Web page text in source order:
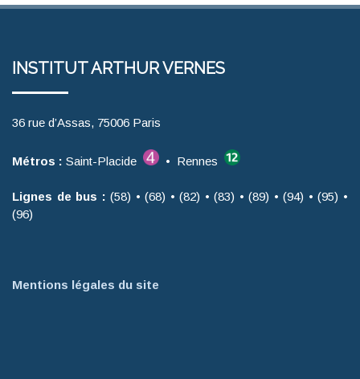
INSTITUT ARTHUR VERNES
36 rue d’Assas, 75006 Paris
Métros : Saint-Placide • Rennes
Lignes de bus : (58) • (68) • (82) • (83) • (89) • (94) • (95) •
(96)
Mentions légales du site